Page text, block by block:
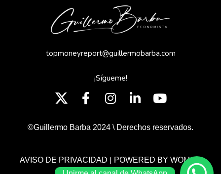
topmoneyreport@guillermobarba.com
¡Sígueme!
©Guillermo Barba 2024 \ Derechos reservados.
AVISO DE PRIVACIDAD | POWERED BY WOMGP